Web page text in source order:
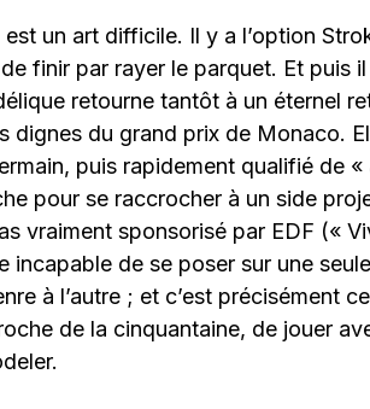
un art difficile. Il y a l’option
finir par rayer le parquet. Et puis
retourne tantôt à un éternel
dignes du grand prix de Monaco.
puis rapidement qualifié de
pour se raccrocher à un side
vraiment sponsorisé par EDF («
incapable de se poser sur une
à l’autre ; et c’est précisément
de la cinquantaine, de jouer